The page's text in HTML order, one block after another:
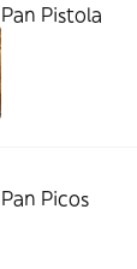
Pan Pistola
Pan Picos